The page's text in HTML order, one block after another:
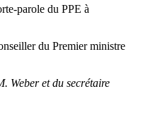
parole du PPE à
du Premier ministre
Weber et du secrétaire